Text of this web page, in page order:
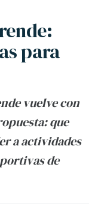
para
vuelve con
que
a actividades
de